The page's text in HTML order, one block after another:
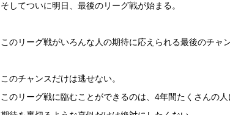
そしてついに明日、最後のリーグ戦が始まる。
このリーグ戦がいろんな人の期待に応えられる最後のチャン
このチャンスだけは逃せない。
このリーグ戦に臨むことができるのは、4年間たくさんの人